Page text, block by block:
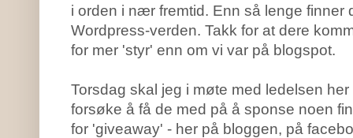
i orden i nær fremtid. Enn så lenge finner
Wordpress-verden. Takk for at dere
for mer 'styr' enn om vi var på blogspot.
Torsdag skal jeg i møte med ledelsen
forsøke å få de med på å sponse noen
for 'giveaway' - her på bloggen, på